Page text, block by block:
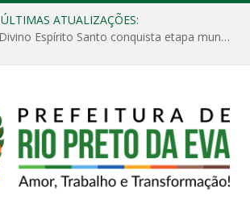
ÚLTIMAS ATUALIZAÇÕES:
Escola Municipal Divino Espírito Santo conquista etapa municipal da V Feira Amazonense de Matemática